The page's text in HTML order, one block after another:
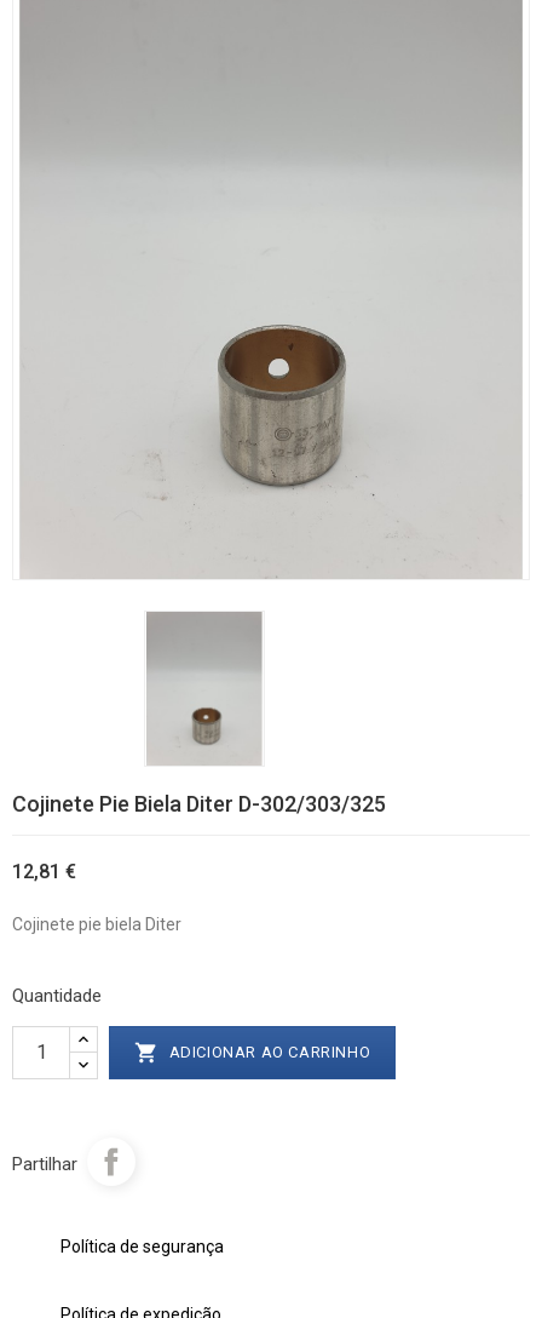
Cojinete Pie Biela Diter D-302/303/325
12,81 €
Cojinete pie biela Diter
Quantidade
 ADICIONAR AO CARRINHO
Partilhar
Política de segurança